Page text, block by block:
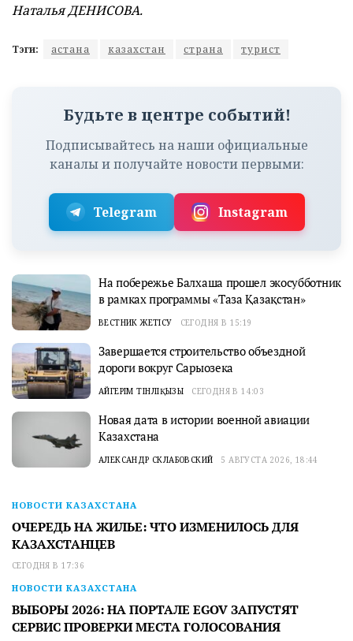
Наталья ДЕНИСОВА.
Тэги: астана казахстан страна турист
Будьте в центре событий!
Подписывайтесь на наши официальные
каналы и получайте новости первыми:
Telegram Instagram
На побережье Балхаша прошел экосубботник
в рамках программы «Таза Қазақстан»
ВЕСТНИК ЖЕТІСУ СЕГОДНЯ В 15:19
Завершается строительство объездной
дороги вокруг Сарыозека
АЙГЕРІМ ТІНӘЛІҚЫЗЫ СЕГОДНЯ В 14:03
Новая дата в истории военной авиации
Казахстана
АЛЕКСАНДР СКЛАБОВСКИЙ 5 АВГУСТА 2026, 18:44
НОВОСТИ КАЗАХСТАНА
ОЧЕРЕДЬ НА ЖИЛЬЕ: ЧТО ИЗМЕНИЛОСЬ ДЛЯ
КАЗАХСТАНЦЕВ
СЕГОДНЯ В 17:36
НОВОСТИ КАЗАХСТАНА
ВЫБОРЫ 2026: НА ПОРТАЛЕ EGOV ЗАПУСТЯТ
СЕРВИС ПРОВЕРКИ МЕСТА ГОЛОСОВАНИЯ